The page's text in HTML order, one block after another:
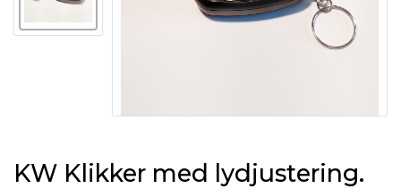
KW Klikker med lydjustering.